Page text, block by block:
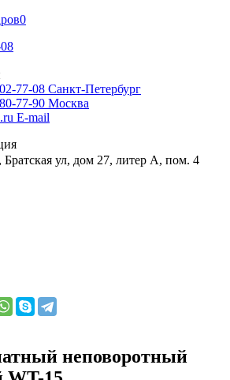
0
77-08 Санкт-Петербург
77-90 Москва
E-mail
Братская ул, дом 27, литер А, пом. 4
неповоротный